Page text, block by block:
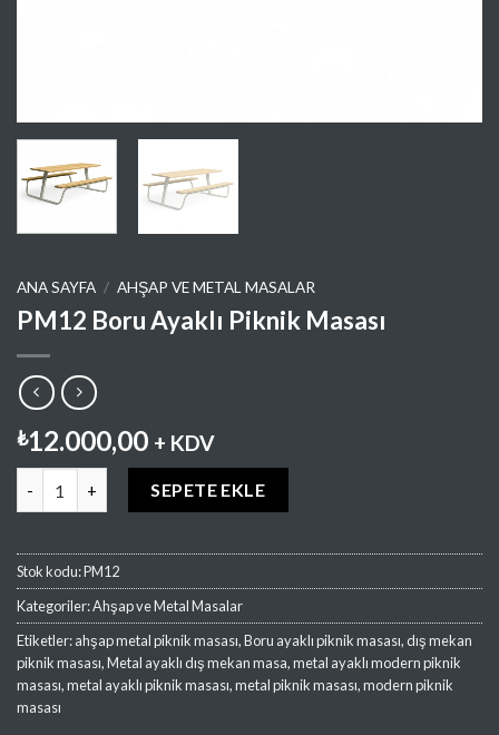
ANA SAYFA / AHŞAP VE METAL MASALAR
PM12 Boru Ayaklı Piknik Masası
₺12.000,00 + KDV
SEPETE EKLE
Stok kodu:PM12
Kategoriler:Ahşap ve Metal Masalar
Etiketler:ahşap metal piknik masası,Boru ayaklı piknik masası,dış mekan
piknik masası,Metal ayaklı dış mekan masa,metal ayaklı modern piknik
masası,metal ayaklı piknik masası,metal piknik masası,modern piknik
masası